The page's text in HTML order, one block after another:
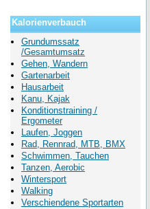
Kalorienverbauch
Grundumssatz
/Gesamtumsatz
Gehen, Wandern
Gartenarbeit
Hausarbeit
Kanu, Kajak
Konditionstraining /
Ergometer
Laufen, Joggen
Rad, Rennrad, MTB, BMX
Schwimmen, Tauchen
Tanzen, Aerobic
Wintersport
Walking
Verschiendene Sportarten